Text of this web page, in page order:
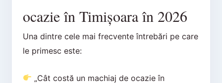
ocazie în Timișoara în 2026
Una dintre cele mai frecvente întrebări pe care
le primesc este:
„Cât costă un machiaj de ocazie în